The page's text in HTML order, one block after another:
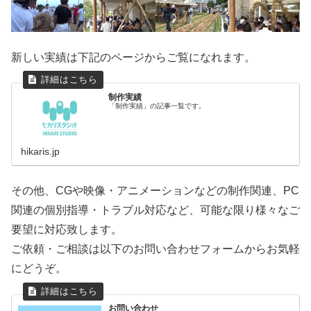
新しい実績は下記のページからご覧になれます。
制作実績
「制作実績」の記事一覧です。
hikaris.jp
その他、CGや映像・アニメーションなどの制作関連、PC
関連の個別指導・トラブル対応など、可能な限り様々なご
要望に対応致します。
ご依頼・ご相談は以下のお問い合わせフォームからお気軽
にどうぞ。
お問い合わせ